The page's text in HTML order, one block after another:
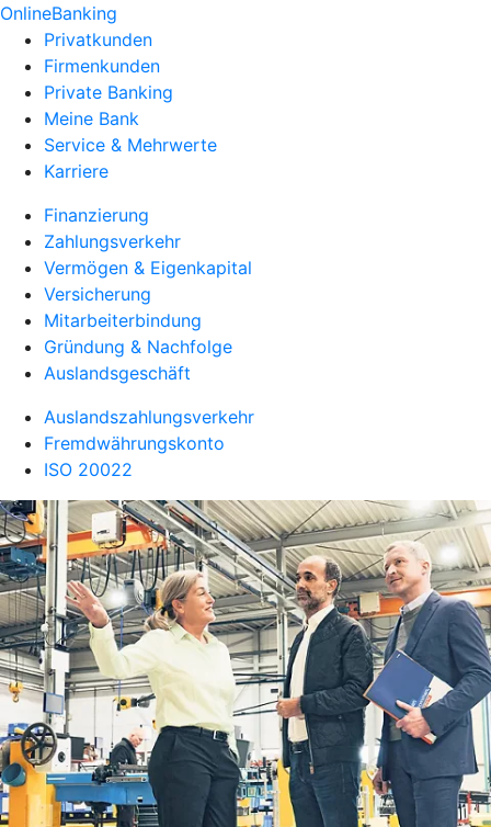
OnlineBanking
Privatkunden
Firmenkunden
Private Banking
Meine Bank
Service & Mehrwerte
Karriere
Finanzierung
Zahlungsverkehr
Vermögen & Eigenkapital
Versicherung
Mitarbeiterbindung
Gründung & Nachfolge
Auslandsgeschäft
Auslandszahlungsverkehr
Fremdwährungskonto
ISO 20022